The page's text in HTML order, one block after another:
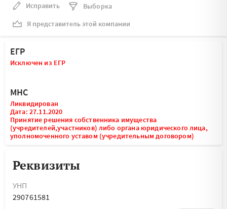
Франция
Швеция
Мальта
Исправить
Выборка
Я представитель этой компании
ЕГР
Исключен из ЕГР
МНС
Ликвидирован
Дата: 27.11.2020
Принятие решения собственника имущества
(учредителей,участников) либо органа юридического лица,
уполномоченного уставом (учредительным договором)
Реквизиты
УНП
290761581